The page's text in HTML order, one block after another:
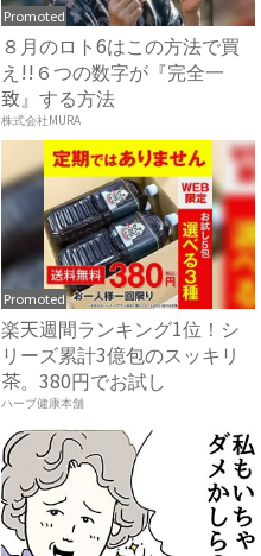
Promoted
８月のロト6はこの方法で買
え!!６つの数字が『完全一
致』する方法
株式会社MURA
Promoted
楽天週間ランキング1位！シ
リーズ累計3億包のスッキリ
茶。380円でお試し
ハーブ健康本舗